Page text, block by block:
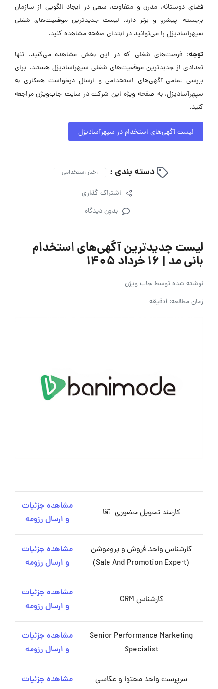
فضای دوستانه، مدرن و متفاوت، سعی در ایجاد الگویی از سازمان
برجسته، پیشرو و برتر دارد. لیست جدیدترین موقعیت‌های شغلی
سپهرآسادیزل را می‌توانید در ابتدای صفحه مشاهده کنید.
توجه: فرصت‌های شغلی که در این بخش مشاهده می‌کنید، تنها
تعدادی از جدیدترین موقعیت‌های شغلی سپهرآسادیزل هستند. برای
بررسی تمامی آگهی‌های استخدامی و ارسال درخواست همکاری به
سپهرآسادیزل، به صفحه ویژه این شرکت در سایت جاب‌ویژن مراجعه
کنید.
لیست آگهی‌های استخدام در سپهرآسادیزل
دسته بندی : اخبار استخدامی
اشتراک گذاری
بدون دیدگاه
لیست جدیدترین آگهی‌های استخدام
بانی مد | ۱۶ خرداد ۱۴۰۵
نوشته شده توسطجاب ویژن
زمان مطالعه: 1دقیقه
کارمند تحویل حضوری- آقا
مشاهده جزئیات
و ارسال رزومه
کارشناس واحد فروش و پروموشن
(Sale And Promotion Expert)
مشاهده جزئیات
و ارسال رزومه
کارشناس CRM
مشاهده جزئیات
و ارسال رزومه
Senior Performance Marketing
Specialist
مشاهده جزئیات
و ارسال رزومه
سرپرست واحد محتوا و عکاسی
مشاهده جزئیات